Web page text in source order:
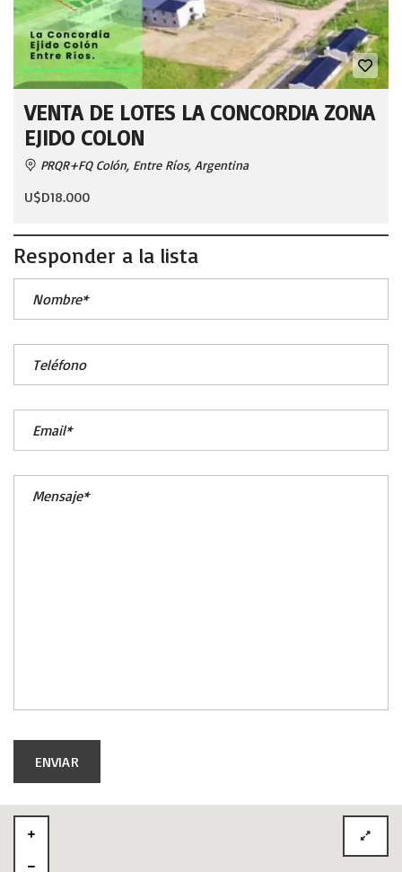
VENTA DE LOTES LA CONCORDIA ZONA
EJIDO COLON
PRQR+FQ Colón, Entre Ríos, Argentina
U$D18.000
Responder a la lista